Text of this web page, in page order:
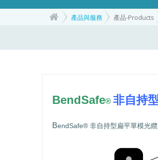
產品與服務 產品-Products
BendSafe® 非自持
BendSafe® 非自持型扁平單模光纜